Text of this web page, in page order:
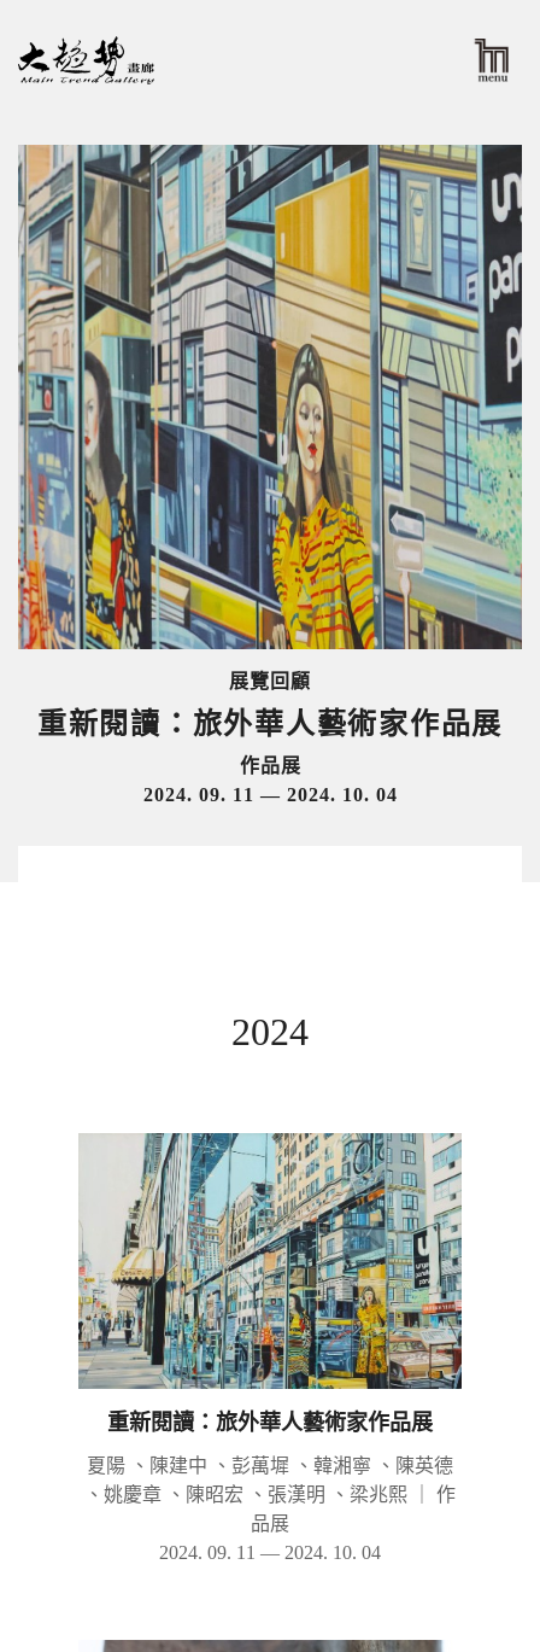
展覽回顧
重新閱讀：旅外華人藝術家作品展
作品展
2024. 09. 11 — 2024. 10. 04
2024
重新閱讀：旅外華人藝術家作品展
夏陽 、陳建中 、彭萬墀 、韓湘寧 、陳英德
、姚慶章 、陳昭宏 、張漢明 、梁兆熙
作
品展
2024. 09. 11 — 2024. 10. 04